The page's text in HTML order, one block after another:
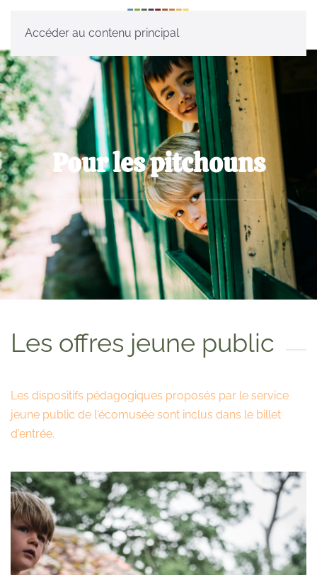
Accéder au contenu principal
Pour les pitchouns
Les offres jeune public
Les dispositifs pédagogiques proposés par le service
jeune public de l'écomusée sont inclus dans le billet
d'entrée.